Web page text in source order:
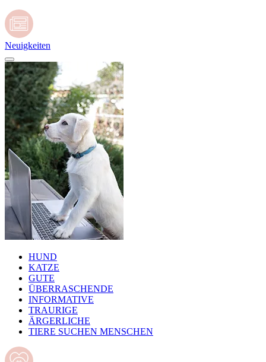
Neuigkeiten
HUND
KATZE
GUTE
ÜBERRASCHENDE
INFORMATIVE
TRAURIGE
ÄRGERLICHE
TIERE SUCHEN MENSCHEN